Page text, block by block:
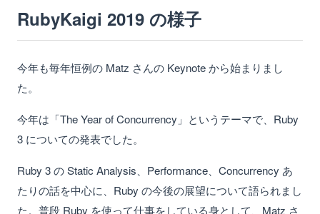
RubyKaigi 2019 の様子
今年も毎年恒例の Matz さんの Keynote から始まりまし
た。
今年は「The Year of Concurrency」というテーマで、Ruby
3 についての発表でした。
Ruby 3 の Static Analysis、Performance、Concurrency あ
たりの話を中心に、Ruby の今後の展望について語られまし
た。普段 Ruby を使って仕事をしている身として、Matz さ